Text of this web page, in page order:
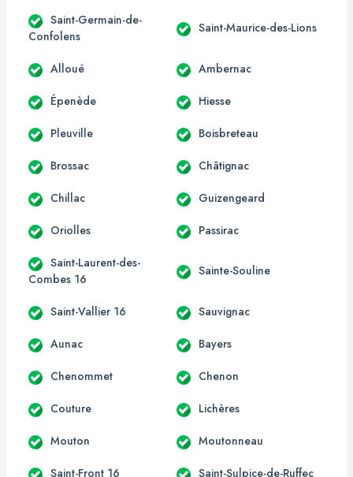
Saint-Germain-de-
Confolens
Saint-Maurice-des-Lions
Alloué Ambernac
Épenède Hiesse
Pleuville Boisbreteau
Brossac Châtignac
Chillac Guizengeard
Oriolles Passirac
Saint-Laurent-des-
Combes 16
Sainte-Souline
Saint-Vallier 16 Sauvignac
Aunac Bayers
Chenommet Chenon
Couture Lichères
Mouton Moutonneau
Saint-Front 16 Saint-Sulpice-de-Ruffec